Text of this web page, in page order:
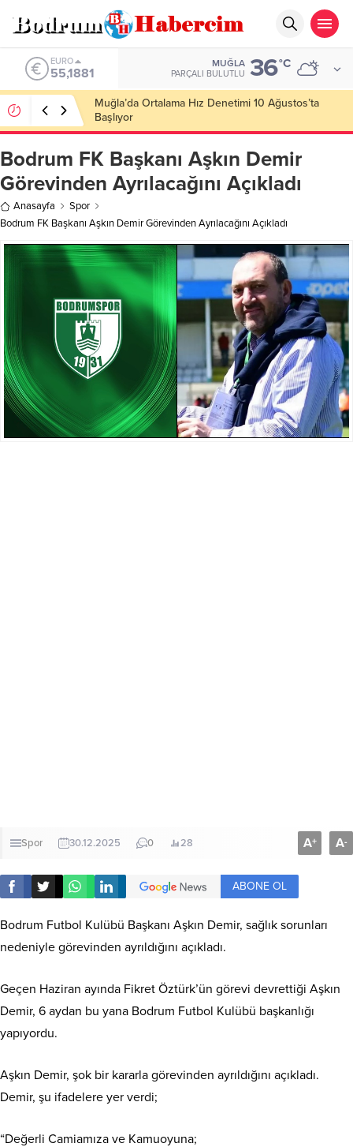
ALTIN
6.660,55
MUĞLA
PARÇALI BULUTLU 36°C
Ankara; “Bodrum’un misyonu, mottosu, vizyonu;
genç oyuncuları parlatıp onlara kariyer
kazandırmak”
Bodrum FK Başkanı Aşkın Demir
Görevinden Ayrılacağını Açıkladı
Anasayfa
Spor
Bodrum FK Başkanı Aşkın Demir Görevinden Ayrılacağını Açıkladı
Spor 30.12.2025 0 28 A+ A-
ABONE OL
Bodrum Futbol Kulübü Başkanı Aşkın Demir, sağlık sorunları
nedeniyle görevinden ayrıldığını açıkladı.
Geçen Haziran ayında Fikret Öztürk’ün görevi devrettiği Aşkın
Demir, 6 aydan bu yana Bodrum Futbol Kulübü başkanlığı
yapıyordu.
Aşkın Demir, şok bir kararla görevinden ayrıldığını açıkladı.
Demir, şu ifadelere yer verdi;
“Değerli Camiamıza ve Kamuoyuna;